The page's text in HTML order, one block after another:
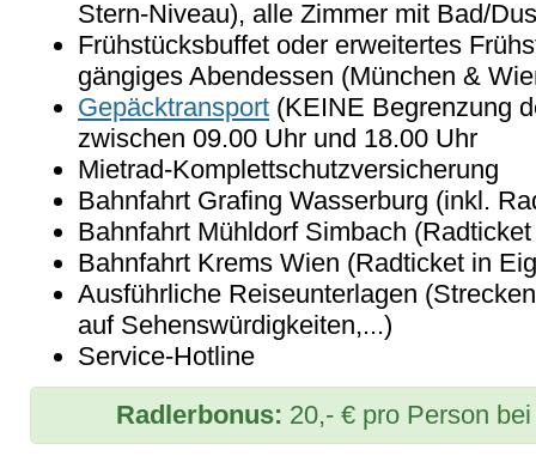
Stern-Niveau), alle Zimmer mit Bad/
Frühstücksbuffet oder erweitertes
gängiges Abendessen (München &
Gepäcktransport (KEINE Begrenzung
zwischen 09.00 Uhr und 18.00 Uhr
Mietrad-Komplettschutzversicherung
Bahnfahrt Grafing Wasserburg (inkl.
Bahnfahrt Mühldorf Simbach
Bahnfahrt Krems Wien (Radticket in
Ausführliche Reiseunterlagen
auf Sehenswürdigkeiten,...)
Service-Hotline
Radlerbonus: 20,- € pro Person